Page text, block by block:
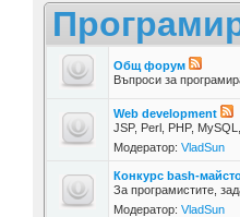
Общ форум
Въпроси за
Web development
JSP, Perl, PHP,
Модератор:VladSun
Конкурс bash-
За програмистите,
Модератор:VladSun